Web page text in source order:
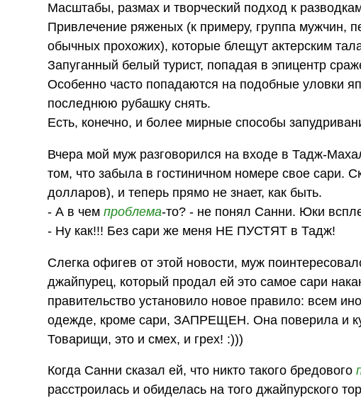
Масштабы, размах и творческий подход к
Привлечение ряженых (к примеру, группа мужчин,
обычных прохожих), которые блещут актерским
Запуганный белый турист, попадая в эпицентр
Особенно часто попадаются на подобные уловки
последнюю рубашку снять.
Есть, конечно, и более мирные способы
Вчера мой муж разговорился на входе в Тадж-
том, что забыла в гостиничном номере свое сари.
долларов), и теперь прямо не знает, как быть.
- А в чемпроблема-то? - не понял Санни. Юки
- Ну как!!! Без сари же меня НЕ ПУСТЯТ в Тадж!
Слегка офигев от этой новости, муж
джайпурец, который продал ей это самое сари
правительство установило новое правило: всем
одежде, кроме сари, ЗАПРЕЩЕН. Она поверила и
Товарищи, это и смех, и грех! :)))
Когда Санни сказал ей, что никто такого бредового
расстроилась и обиделась на того джайпурского